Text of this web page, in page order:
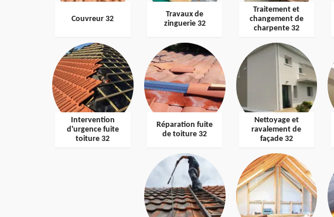
Couvreur 32
Travaux de
zinguerie 32
Traitement et
changement de
charpente 32
Intervention
d'urgence fuite
toiture 32
Réparation fuite
de toiture 32
Nettoyage et
ravalement de
façade 32